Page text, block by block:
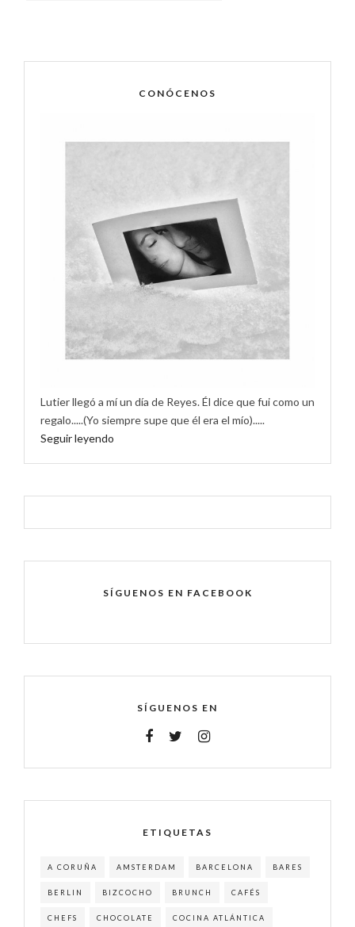
CONÓCENOS
Lutier llegó a mí un día de Reyes. Él dice que fui como un
regalo.....(Yo siempre supe que él era el mío).....
Seguir leyendo
SÍGUENOS EN FACEBOOK
SÍGUENOS EN
ETIQUETAS
A CORUÑA AMSTERDAM BARCELONA BARES
BERLIN BIZCOCHO BRUNCH CAFÉS
CHEFS CHOCOLATE COCINA ATLÁNTICA